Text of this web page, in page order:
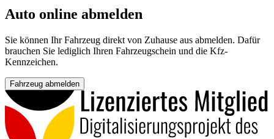
Auto online abmelden
Sie können Ihr Fahrzeug direkt von Zuhause aus abmelden. Dafür
brauchen Sie lediglich Ihren Fahrzeugschein und die Kfz-
Kennzeichen.
Fahrzeug abmelden